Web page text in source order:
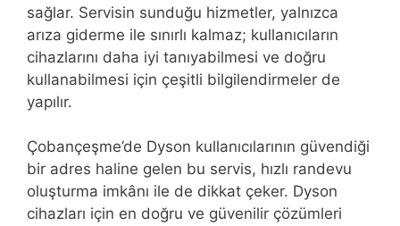
sağlar. Servisin sunduğu hizmetler, yalnızca
arıza giderme ile sınırlı kalmaz; kullanıcıların
cihazlarını daha iyi tanıyabilmesi ve doğru
kullanabilmesi için çeşitli bilgilendirmeler de
yapılır.
Çobançeşme’de Dyson kullanıcılarının güvendiği
bir adres haline gelen bu servis, hızlı randevu
oluşturma imkânı ile de dikkat çeker. Dyson
cihazları için en doğru ve güvenilir çözümleri